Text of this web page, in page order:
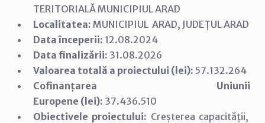
TERITORIALĂ MUNICIPIUL ARAD
Localitatea: MUNICIPIUL ARAD, JUDEȚUL ARAD
Data începerii: 12.08.2024
Data finalizării: 31.08.2026
Valoarea totală a proiectului (lei): 57.132.264
Cofinanțarea Uniunii
Europene (lei): 37.436.510
Obiectivele proiectului: Creșterea capacității,